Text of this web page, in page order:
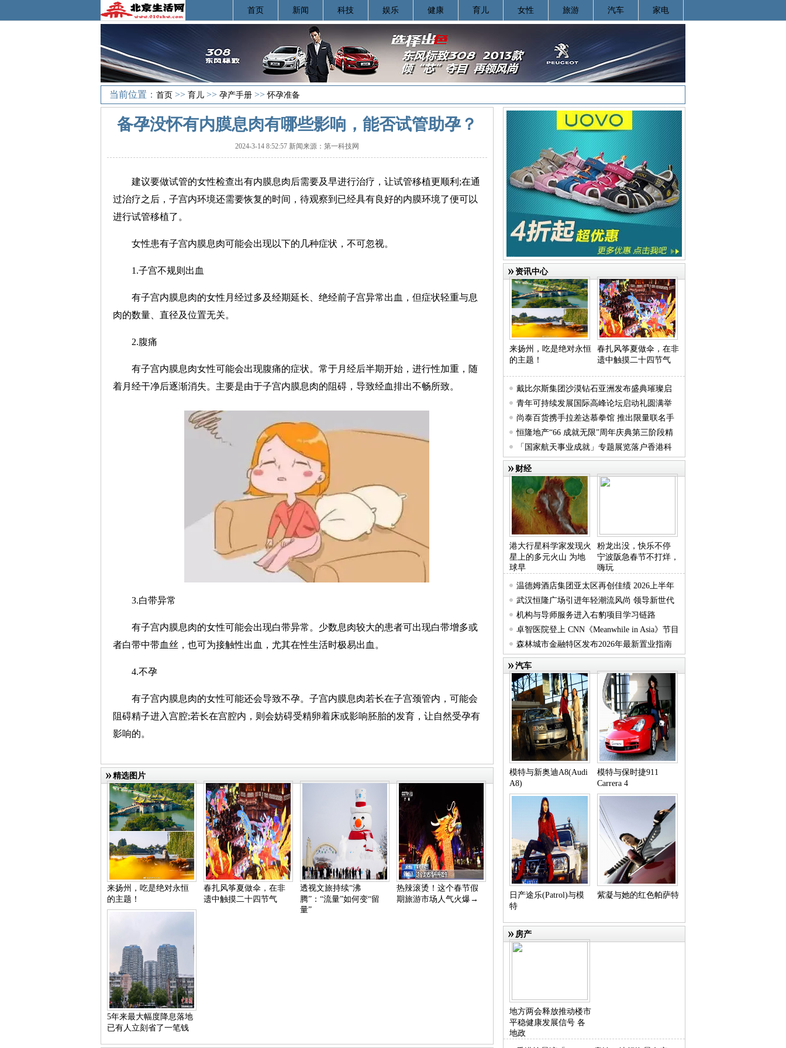
首页 新闻 科技 娱乐 健康 育儿 女性 旅游 汽车 家电
当前位置： 首页 >> 育儿 >> 孕产手册 >>怀孕准备
备孕没怀有内膜息肉有哪些影响，能否试管助孕？
2024-3-14 8:52:57 新闻来源：第一科技网
建议要做试管的女性检查出有内膜息肉后需要及早进行治疗，让试管移植更顺利;在通
过治疗之后，子宫内环境还需要恢复的时间，待观察到已经具有良好的内膜环境了便可以
进行试管移植了。
女性患有子宫内膜息肉可能会出现以下的几种症状，不可忽视。
1.子宫不规则出血
有子宫内膜息肉的女性月经过多及经期延长、绝经前子宫异常出血，但症状轻重与息
肉的数量、直径及位置无关。
2.腹痛
有子宫内膜息肉女性可能会出现腹痛的症状。常于月经后半期开始，进行性加重，随
着月经干净后逐渐消失。主要是由于子宫内膜息肉的阻碍，导致经血排出不畅所致。
3.白带异常
有子宫内膜息肉的女性可能会出现白带异常。少数息肉较大的患者可出现白带增多或
者白带中带血丝，也可为接触性出血，尤其在性生活时极易出血。
4.不孕
有子宫内膜息肉的女性可能还会导致不孕。子宫内膜息肉若长在子宫颈管内，可能会
阻碍精子进入宫腔;若长在宫腔内，则会妨碍受精卵着床或影响胚胎的发育，让自然受孕有
影响的。
精选图片
来扬州，吃是绝对永恒
的主题！
春扎风筝夏做伞，在非
遗中触摸二十四节气
透视文旅持续“沸
腾”：“流量”如何变“留
量”
热辣滚烫！这个春节假
期旅游市场人气火爆→
5年来最大幅度降息落地
已有人立刻省了一笔钱
资讯中心
来扬州，吃是绝对永恒
的主题！
春扎风筝夏做伞，在非
遗中触摸二十四节气
戴比尔斯集团沙漠钻石亚洲发布盛典璀璨启
幕青年可持续发展国际高峰论坛启动礼圆满举
行尚泰百货携手拉差达慕拳馆 推出限量联名手
提袋恒隆地产“66 成就无限”周年庆典第三阶段精
彩揭「国家航天事业成就」专题展览落户香港科
学园 科
财经
港大行星科学家发现火
星上的多元火山 为地
球早
粉龙出没，快乐不停
宁波阪急春节不打烊，
嗨玩
温德姆酒店集团亚太区再创佳绩 2026上半年
延续强
武汉恒隆广场引进年轻潮流风尚 领导新世代
零售商
机构与导师服务进入右豹项目学习链路
卓智医院登上 CNN《Meanwhile in Asia》节目
聚焦森林城市金融特区发布2026年最新置业指南
汽车
模特与新奥迪A8(Audi
A8)
模特与保时捷911
Carrera 4
日产途乐(Patrol)与模
特
紫凝与她的红色帕萨特
房产
地方两会释放推动楼市
平稳健康发展信号 各
地政